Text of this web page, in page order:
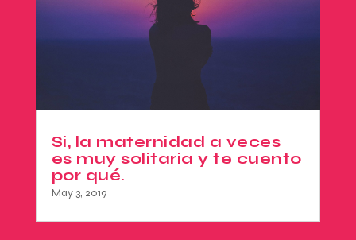
Si, la maternidad a veces
es muy solitaria y te cuento
por qué.
May 3, 2019